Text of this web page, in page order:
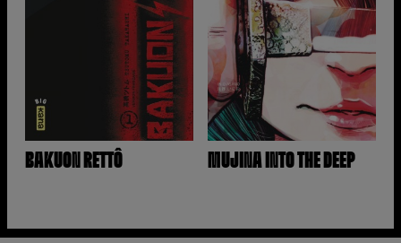
BAKUON RETTÔ MUJINA INTO THE DEEP